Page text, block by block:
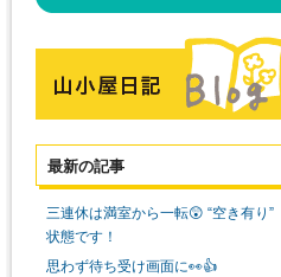
最新の記事
三連休は満室から一転😲 “空き有り”
状態です！
思わず待ち受け画面に👀👍